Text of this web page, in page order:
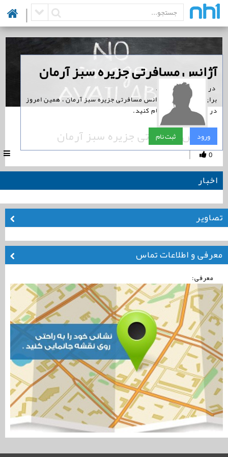
|
‏آژانس مسافرتی جزیره سبز آرمان
‏ در نوین همراه است.
برای پیگیری اخبار آژانس مسافرتی جزیره سبز آرمان ، همین امروز
در نوین همراه ثبت نام کنید.
ورود ثبت نام
آژانس مسافرتی جزیره سبز آرمان
0
|
اخبار
تصاویر
معرفی و اطلاعات تماس
معرفی: